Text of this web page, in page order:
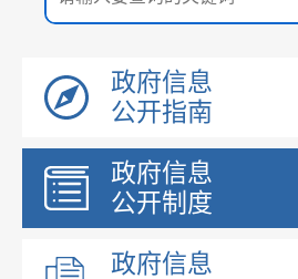
政府信息
公开指南
政府信息
公开制度
政府信息